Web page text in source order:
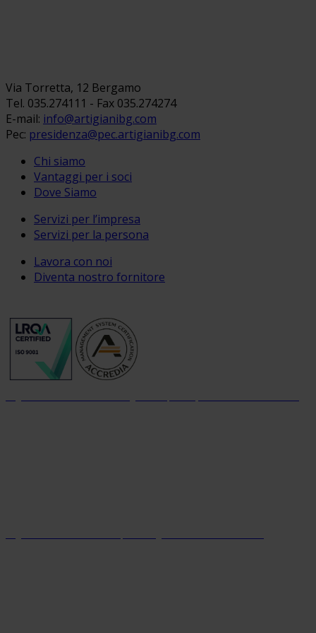
Via Torretta, 12 Bergamo
Tel. 035.274111 - Fax 035.274274
E-mail: info@artigianibg.com
Pec: presidenza@pec.artigianibg.com
Chi siamo
Vantaggi per i soci
Dove Siamo
Servizi per l’impresa
Servizi per la persona
Lavora con noi
Diventa nostro fornitore